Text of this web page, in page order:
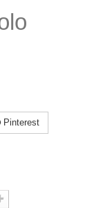
Pinterest